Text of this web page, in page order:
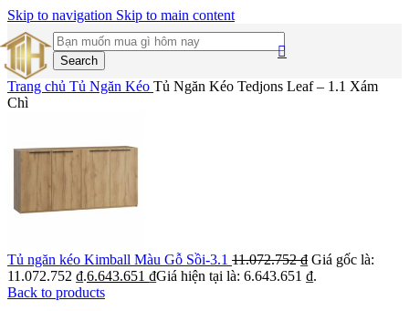
Skip to navigation Skip to main content
Search
Trang chủ Tủ Ngăn Kéo Tủ Ngăn Kéo Tedjons Leaf – 1.1 Xám
Chì
Tủ ngăn kéo Kimball Màu Gỗ Sồi-3.1 11.072.752₫ Giá gốc là:
11.072.752 ₫.6.643.651 ₫Giá hiện tại là: 6.643.651 ₫.
Back to products